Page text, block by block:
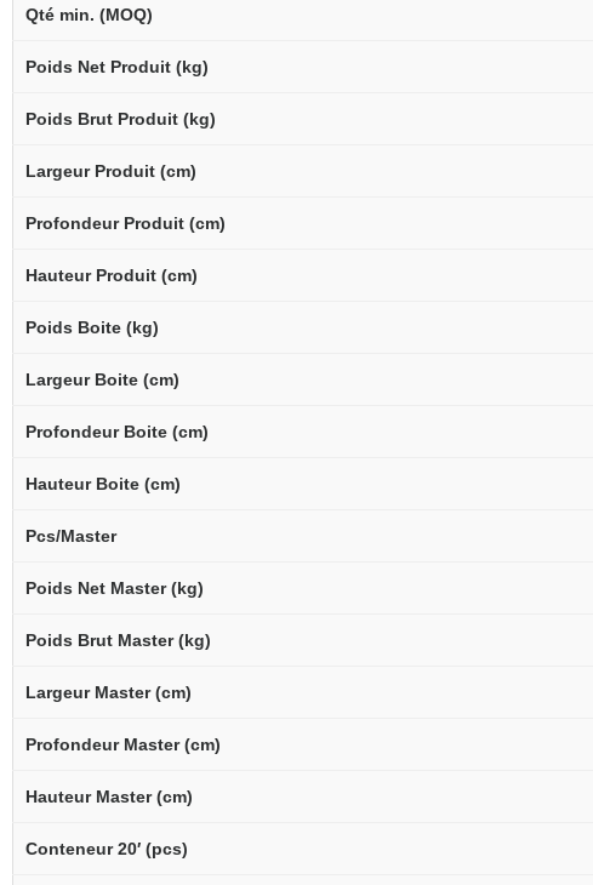
Qté min. (MOQ)
Poids Net Produit (kg)
Poids Brut Produit (kg)
Largeur Produit (cm)
Profondeur Produit (cm)
Hauteur Produit (cm)
Poids Boite (kg)
Largeur Boite (cm)
Profondeur Boite (cm)
Hauteur Boite (cm)
Pcs/Master
Poids Net Master (kg)
Poids Brut Master (kg)
Largeur Master (cm)
Profondeur Master (cm)
Hauteur Master (cm)
Conteneur 20′ (pcs)